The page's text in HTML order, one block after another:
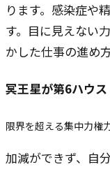
ります。感染症や
す。目に見えない
かした仕事の進め
冥王星が第6ハウス
限界を超える集中力権
加減ができず、自